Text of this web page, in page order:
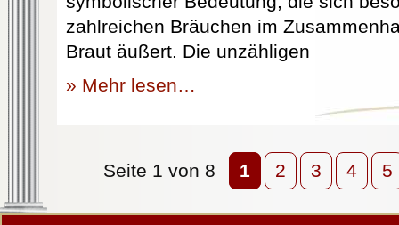
zahlreichen Bräuchen im
Braut äußert. Die unzähligen
» Mehr lesen…
Seite 1 von 8 1 2 3 4 5